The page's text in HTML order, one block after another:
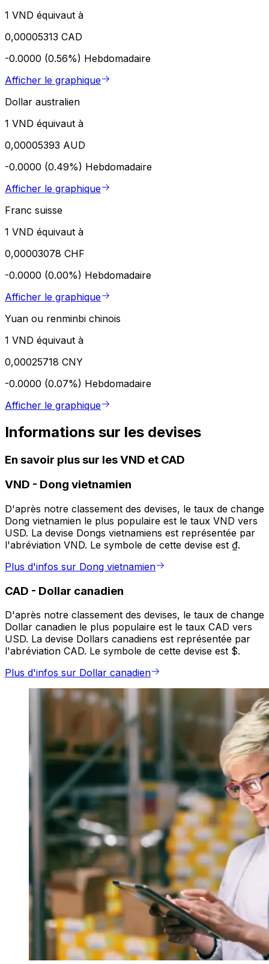
1 VND équivaut à
0,00005313 CAD
-0.0000 (0.56%) Hebdomadaire
Afficher le graphique
Dollar australien
1 VND équivaut à
0,00005393 AUD
-0.0000 (0.49%) Hebdomadaire
Afficher le graphique
Franc suisse
1 VND équivaut à
0,00003078 CHF
-0.0000 (0.00%) Hebdomadaire
Afficher le graphique
Yuan ou renminbi chinois
1 VND équivaut à
0,00025718 CNY
-0.0000 (0.07%) Hebdomadaire
Afficher le graphique
Informations sur les devises
En savoir plus sur les VND et CAD
VND - Dong vietnamien
D'après notre classement des devises, le taux de change
Dong vietnamien le plus populaire est le taux VND vers
USD. La devise Dongs vietnamiens est représentée par
l'abréviation VND. Le symbole de cette devise est ₫.
Plus d'infos sur Dong vietnamien
CAD - Dollar canadien
D'après notre classement des devises, le taux de change
Dollar canadien le plus populaire est le taux CAD vers
USD. La devise Dollars canadiens est représentée par
l'abréviation CAD. Le symbole de cette devise est $.
Plus d'infos sur Dollar canadien